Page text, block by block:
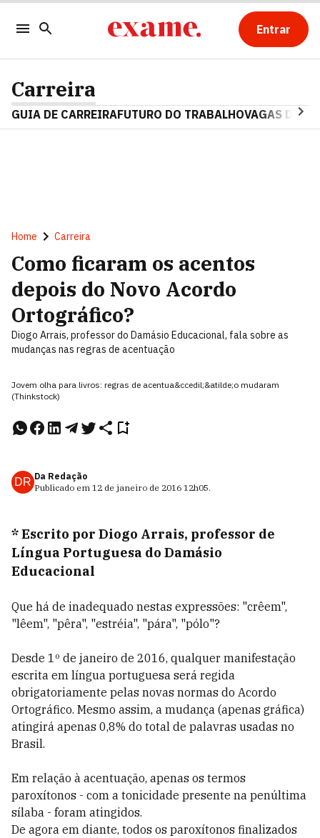
Entrar
Carreira
GUIA DE CARREIRAFUTURO DO TRABALHOVAGAS DE
Home Carreira
Como ficaram os acentos
depois do Novo Acordo
Ortográfico?
Diogo Arrais, professor do Damásio Educacional, fala sobre as
mudanças nas regras de acentuação
Jovem olha para livros: regras de acentua&ccedil;&atilde;o mudaram
(Thinkstock)
DR Da Redação
Publicado em 12 de janeiro de 2016 12h05.
* Escrito por Diogo Arrais, professor de
Língua Portuguesa do Damásio
Educacional
Que há de inadequado nestas expressões: "crêem",
"lêem", "pêra", "estréia", "pára", "pólo"?
Desde 1º de janeiro de 2016, qualquer manifestação
escrita em língua portuguesa será regida
obrigatoriamente pelas novas normas do Acordo
Ortográfico. Mesmo assim, a mudança (apenas gráfica)
atingirá apenas 0,8% do total de palavras usadas no
Brasil.
Em relação à acentuação, apenas os termos
paroxítonos - com a tonicidade presente na penúltima
sílaba - foram atingidos.
De agora em diante, todos os paroxítonos finalizados